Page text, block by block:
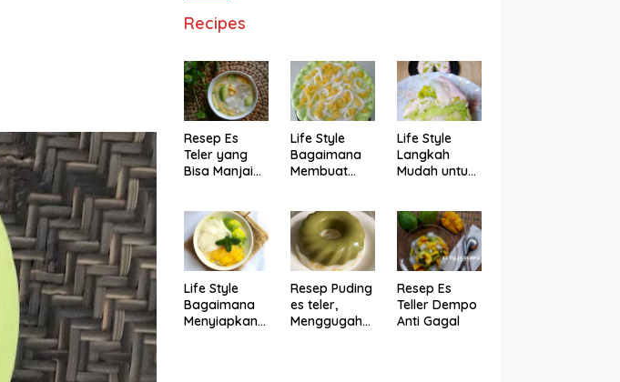
Recipes
Resep Es
Teler yang
Bisa Manjain
Life Style
Bagaimana
Membuat
Life Style
Langkah
Mudah untuk
Alpukat
Magicom,
Enak Banget
Life Style
Bagaimana
Menyiapkan
Resep Puding
es teler,
Menggugah
Resep Es
Teller Dempo
Anti Gagal